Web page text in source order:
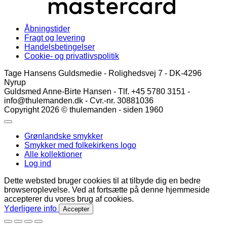
Åbningstider
Fragt og levering
Handelsbetingelser
Cookie- og privatlivspolitik
Tage Hansens Guldsmedie - Rolighedsvej 7 - DK-4296
Nyrup
Guldsmed Anne-Birte Hansen - Tlf. +45 5780 3151 -
info@thulemanden.dk - Cvr.-nr. 30881036
Copyright 2026 © thulemanden - siden 1960
Grønlandske smykker
Smykker med folkekirkens logo
Alle kollektioner
Log ind
Dette websted bruger cookies til at tilbyde dig en bedre
browseroplevelse. Ved at fortsætte på denne hjemmeside
accepterer du vores brug af cookies.
Yderligere info
Accepter